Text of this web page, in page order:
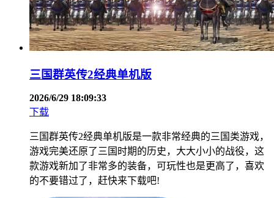
三国群英传2经典单机版
2026/6/29 18:09:33
下载
三国群英传2经典单机版是一款非常经典的三国类游戏，
游戏完美还原了三国时期的历史，大大小小的战役，这
款游戏新加了非常多的装备，可玩性也是更高了，喜欢
的不要错过了，赶快来下载吧!